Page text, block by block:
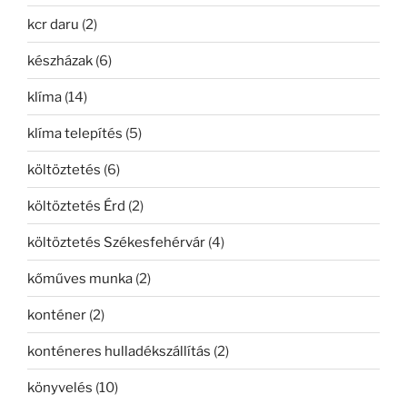
kcr daru (2)
készházak (6)
klíma (14)
klíma telepítés (5)
költöztetés (6)
költöztetés Érd (2)
költöztetés Székesfehérvár (4)
kőműves munka (2)
konténer (2)
konténeres hulladékszállítás (2)
könyvelés (10)